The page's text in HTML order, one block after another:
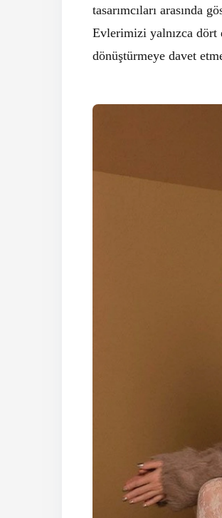
tasarımcıları arasında
Evlerimizi yalnızca dört
dönüştürmeye davet